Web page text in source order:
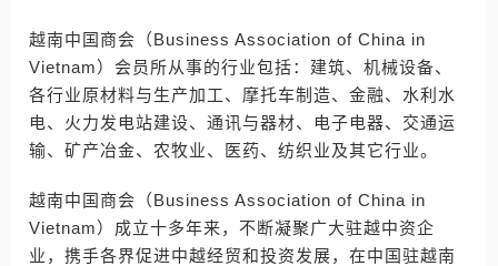
越南中国商会（Business Association of China in
Vietnam）会员所从事的行业包括：建筑、机械设备、
各行业原材料与生产加工、摩托车制造、金融、水利水
电、火力发电站建设、通讯与器材、电子电器、交通运
输、矿产冶金、农牧业、医药、纺织业及其它行业。
越南中国商会（Business Association of China in
Vietnam）成立十多年来，不断凝聚广大驻越中资企
业，携手各界促进中越经贸和投资发展，在中国驻越南